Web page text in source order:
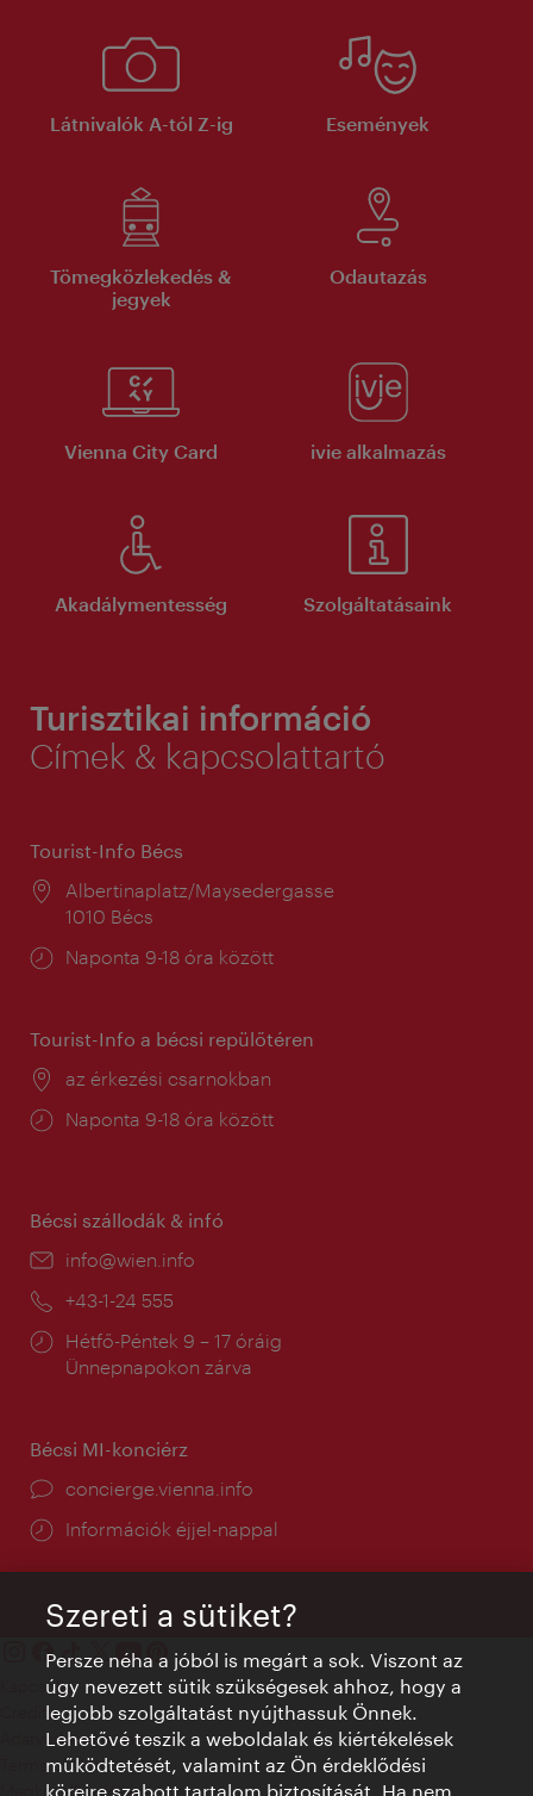
Látnivalók A-tól Z-ig Események
Tömegközlekedés &
jegyek
Odautazás
Vienna City Card ivie alkalmazás
Akadálymentesség Szolgáltatásaink
Turisztikai információ
Címek & kapcsolattartó
Tourist-Info Bécs
Helyszín:
Albertinaplatz/Maysedergasse
1010 Bécs
Nyitva
Naponta 9-18 óra között
Tourist-Info a bécsi repülőtéren
Helyszín:
az érkezési csarnokban
Nyitva
Naponta 9-18 óra között
Bécsi szállodák & infó
E-
info@wien.info
Telefon:
+43-1-24 555
Nyitva
tartás:
Hétfő-Péntek 9 – 17 óráig
Ünnepnapokon zárva
Bécsi MI-konciérz
concierge.vienna.info
Információk éjjel-nappal
Kapcsolat
Credits
Adatvédelmi nyilatkozat
Terms of Use
Megközelíthetőség
Szereti a sütiket?
Persze néha a jóból is megárt a sok. Viszont az
úgy nevezett sütik szükségesek ahhoz, hogy a
legjobb szolgáltatást nyújthassuk Önnek.
Lehetővé teszik a weboldalak és kiértékelések
működtetését, valamint az Ön érdeklődési
köreire szabott tartalom biztosítását. Ha nem